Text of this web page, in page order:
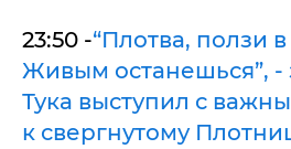
23:50 -“Плотва, ползи
Живым останешься”, -
Тука выступил с
к свергнутому